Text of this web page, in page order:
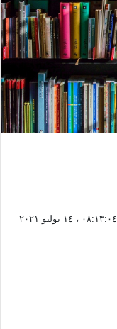
٠٨:١٣:٠٤ ، ١٤ يوليو ٢٠٢١